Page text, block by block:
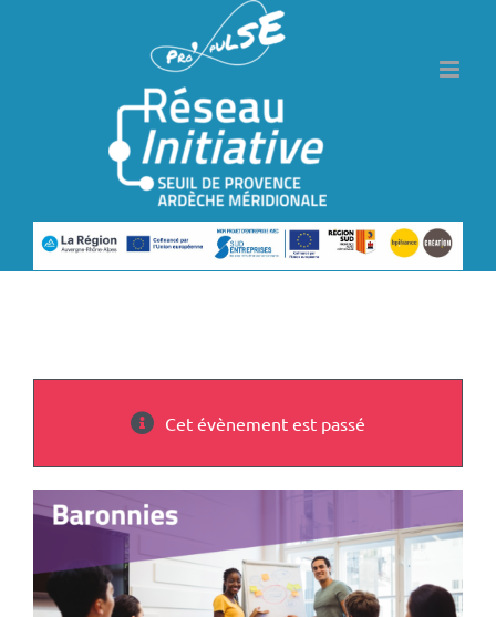
Cet évènement est passé